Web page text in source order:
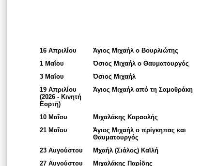
16 Απριλίου
Άγιος Μιχαήλ ο Βουρλιώτης
1 Μαΐου
Όσιος Μιχαήλ ο Θαυματουργός
3 Μαΐου
Όσιος Μιχαήλ
19 Απριλίου
(2026 - Κινητή
Εορτή)
Άγιος Μιχαήλ από τη Σαμοθράκη
10 Μαΐου
Μιχαλάκης Καραολής
21 Μαΐου
Άγιος Μιχαήλ ο πρίγκηπας και
Θαυματουργός
23 Αυγούστου
Μχαήλ (Σιάλος) Καϊλή
27 Αυγούστου
Μιχαλάκης Παρίδης